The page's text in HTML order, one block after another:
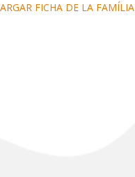
FICHA DE LA FAMÍLIA